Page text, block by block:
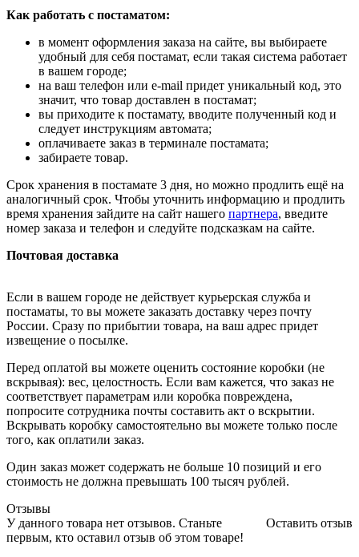
Как работать с постаматом:
в момент оформления заказа на сайте, вы выбираете
удобный для себя постамат, если такая система работает
в вашем городе;
на ваш телефон или e-mail придет уникальный код, это
значит, что товар доставлен в постамат;
вы приходите к постамату, вводите полученный код и
следует инструкциям автомата;
оплачиваете заказ в терминале постамата;
забираете товар.
Срок хранения в постамате 3 дня, но можно продлить ещё на
аналогичный срок. Чтобы уточнить информацию и продлить
время хранения зайдите на сайт нашего партнера, введите
номер заказа и телефон и следуйте подсказкам на сайте.
Почтовая доставка
Если в вашем городе не действует курьерская служба и
постаматы, то вы можете заказать доставку через почту
России. Сразу по прибытии товара, на ваш адрес придет
извещение о посылке.
Перед оплатой вы можете оценить состояние коробки (не
вскрывая): вес, целостность. Если вам кажется, что заказ не
соответствует параметрам или коробка повреждена,
попросите сотрудника почты составить акт о вскрытии.
Вскрывать коробку самостоятельно вы можете только после
того, как оплатили заказ.
Один заказ может содержать не больше 10 позиций и его
стоимость не должна превышать 100 тысяч рублей.
Отзывы
Оставить отзыв
У данного товара нет отзывов. Станьте
первым, кто оставил отзыв об этом товаре!